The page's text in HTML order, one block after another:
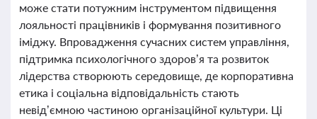
може стати потужним інструментом підвищення
лояльності працівників і формування позитивного
іміджу. Впровадження сучасних систем управління,
підтримка психологічного здоров’я та розвиток
лідерства створюють середовище, де корпоративна
етика і соціальна відповідальність стають
невід’ємною частиною організаційної культури. Ці